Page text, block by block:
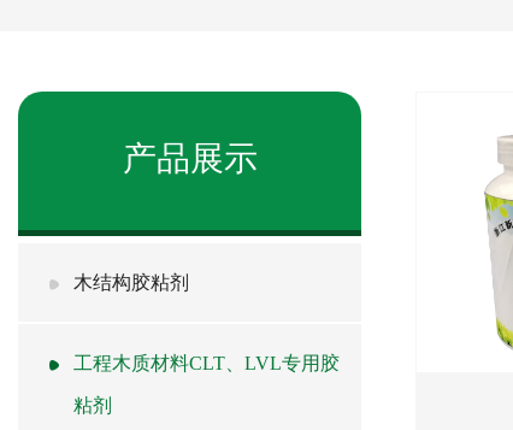
产品展示
木结构胶粘剂
工程木质材料CLT、LVL专用胶
粘剂